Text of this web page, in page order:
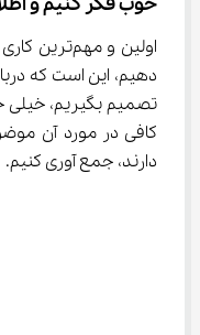
اولین و
تصمیم بگیریم، خیلی
دارند، جمع آوری کنیم.